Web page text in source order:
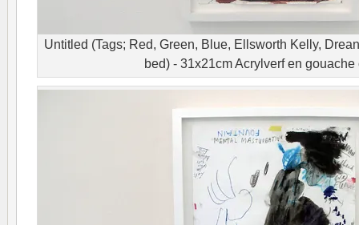
Untitled (Tags; Red, Green, Blue, Ellsworth Kelly,
bed) - 31x21cm Acrylverf en